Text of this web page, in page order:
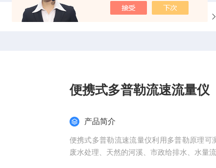
当前位置：首页 产品中心 环保检测监测仪器
便携式多普勒流速流量仪
产品简介
便携式多普勒流速流量仪利用多普勒原理可
废水处理、天然的河溪、市政给排水、水量